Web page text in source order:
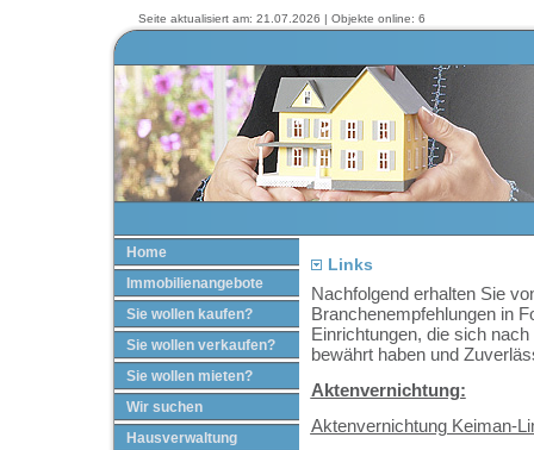
Seite aktualisiert am: 21.07.2026 | Objekte online: 6
Home
Immobilienangebote
Sie wollen kaufen?
Sie wollen verkaufen?
Sie wollen mieten?
Wir suchen
Hausverwaltung
Links
Nachfolgend erhalten Sie
Branchenempfehlungen in
Einrichtungen, die sich
bewährt haben und
Aktenvernichtung:
Aktenvernichtung Keiman-